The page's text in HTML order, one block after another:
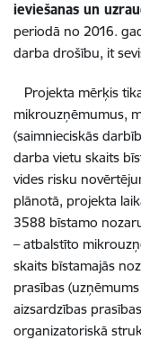
ieviešanas un
periodā no 2016.
darba drošību, it
Projekta mērķis
mikrouzņēmumus,
(saimnieciskās
darba vietu skaits
vides risku
plānotā, projekta
3588 bīstamo
– atbalstīto
skaits bīstamajās
prasības
aizsardzības
organizatoriskā